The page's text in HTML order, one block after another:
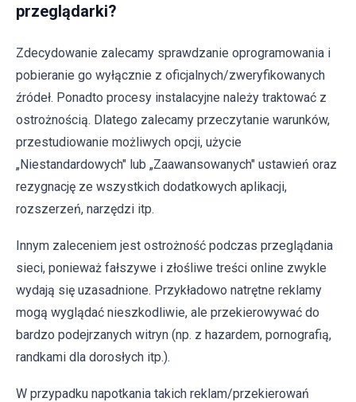
przeglądarki?
Zdecydowanie zalecamy sprawdzanie oprogramowania i
pobieranie go wyłącznie z oficjalnych/zweryfikowanych
źródeł. Ponadto procesy instalacyjne należy traktować z
ostrożnością. Dlatego zalecamy przeczytanie warunków,
przestudiowanie możliwych opcji, użycie
„Niestandardowych" lub „Zaawansowanych" ustawień oraz
rezygnację ze wszystkich dodatkowych aplikacji,
rozszerzeń, narzędzi itp.
Innym zaleceniem jest ostrożność podczas przeglądania
sieci, ponieważ fałszywe i złośliwe treści online zwykle
wydają się uzasadnione. Przykładowo natrętne reklamy
mogą wyglądać nieszkodliwie, ale przekierowywać do
bardzo podejrzanych witryn (np. z hazardem, pornografią,
randkami dla dorosłych itp.).
W przypadku napotkania takich reklam/przekierowań